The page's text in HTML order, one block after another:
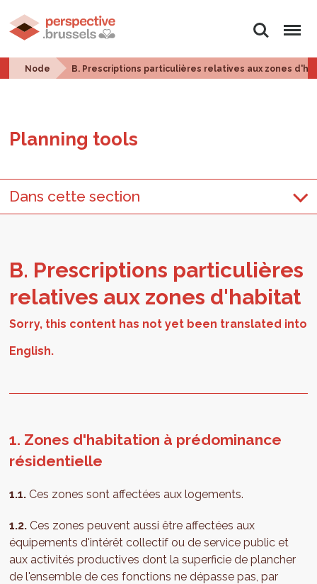
Search Menu
Node B. Prescriptions particulières relatives aux zones
Plan­ning tools
Dans cette section
B. Pre­scrip­tions par­ti­c­ulières
rel­a­tives aux zones d'habi­tat
1. Zones d'habitation à prédominance
résidentielle
1.1.Ces zones sont affectées aux logements.
1.2.Ces zones peuvent aussi être affectées aux
équipements d'intérêt collectif ou de service public et
aux activités productives dont la superficie de plancher
de l'ensemble de ces fonctions ne dépasse pas, par